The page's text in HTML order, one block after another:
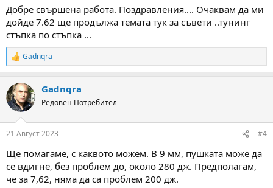
Добре свършена работа. Поздравления.... Очаквам да ми
дойде 7.62 ще продължа темата тук за съвети ..тунинг
стъпка по стъпка ...
R
e
c
t
i
s
Gadnqra
Gadnqra
Редовен Потребител
21 Август 2023 #4
Ще помагаме, с каквото можем. В 9 мм, пушката може да
се вдигне, без проблем до, около 280 дж. Предполагам,
че за 7,62, няма да са проблем 200 дж.